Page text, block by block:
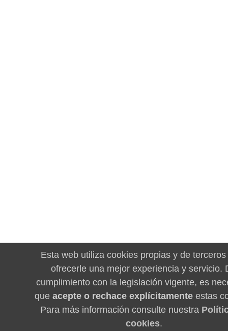
Esta web utiliza cookies propias y de
ofrecerle una mejor experiencia y servicio.
cumplimiento con la legislación vigente, es
que acepte o rechace explícitamenteestas
Para más información consulte nuestra
cookies.